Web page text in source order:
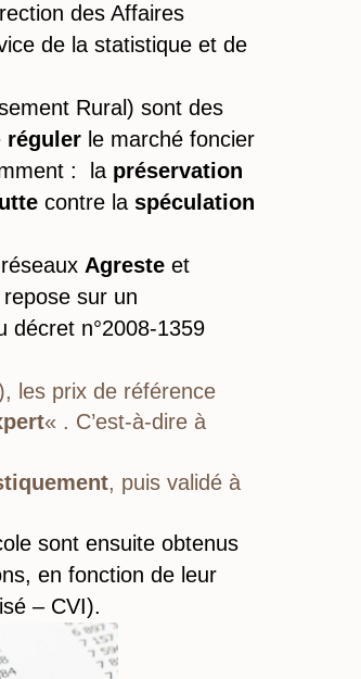
des Affaires
de la statistique et de
Rural) sont des
régulerle marché foncier
: la préservation
luttecontre la spéculation
Agresteet
sur un
décret n°2008-1359
les prix de référence
« . C’est-à-dire à
, puis validé à
sont ensuite obtenus
en fonction de leur
– CVI).